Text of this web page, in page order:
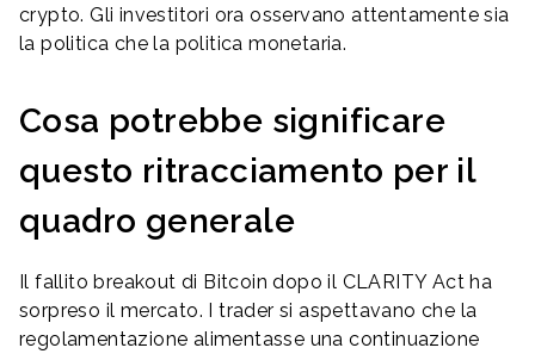
crypto. Gli investitori ora osservano attentamente sia
la politica che la politica monetaria.
Cosa potrebbe significare
questo ritracciamento per il
quadro generale
Il fallito breakout di Bitcoin dopo il CLARITY Act ha
sorpreso il mercato. I trader si aspettavano che la
regolamentazione alimentasse una continuazione